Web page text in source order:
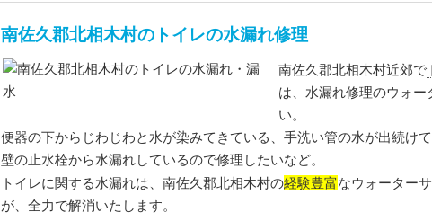
南佐久郡北相木村のトイレの水漏れ修理
南佐久郡北相木村近郊で
は、水漏れ修理のウォー
い。
便器の下からじわじわと水が染みてきている、手洗い管の水が出続け
壁の止水栓から水漏れしているので修理したいなど。
トイレに関する水漏れは、南佐久郡北相木村の経験豊富なウォーター
が、全力で解消いたします。